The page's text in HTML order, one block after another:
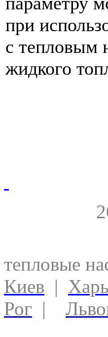
при
с тепловым
жидкого
тепловые
Киев |
Рог |